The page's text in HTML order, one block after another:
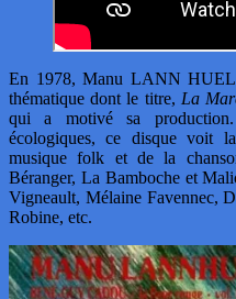
En 1978, Manu LANN HUEL
thématique dont le titre, La
qui a motivé sa production.
écologiques, ce disque voit
musique folk et de la
Béranger, La Bamboche et
Vigneault, Mélaine Favennec,
Robine, etc.